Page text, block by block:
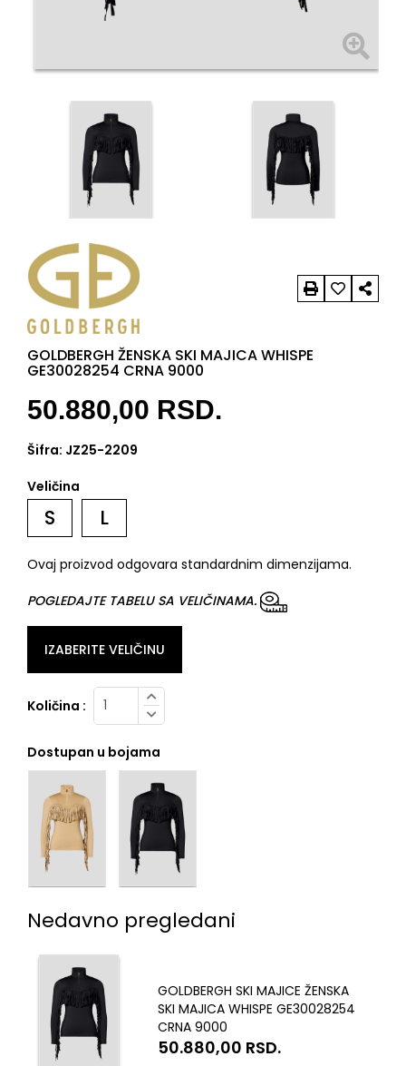
GOLDBERGH ŽENSKA SKI MAJICA WHISPE
GE30028254 CRNA 9000
50.880,00 RSD.
Šifra: JZ25-2209
Veličina
S L
Ovaj proizvod odgovara standardnim dimenzijama.
POGLEDAJTE TABELU SA VELIČINAMA.
IZABERITE VELIČINU
Količina :
Dostupan u bojama
Nedavno pregledani
GOLDBERGH SKI MAJICE ŽENSKA
SKI MAJICA WHISPE GE30028254
CRNA 9000
50.880,00 RSD.